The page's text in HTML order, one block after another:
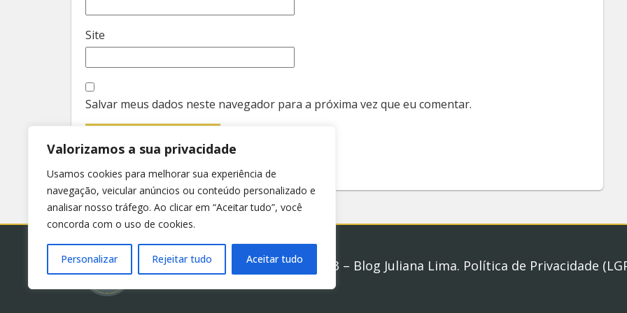
Valorizamos a sua privacidade
Usamos cookies para melhorar sua experiência de
navegação, veicular anúncios ou conteúdo personalizado e
analisar nosso tráfego. Ao clicar em “Aceitar tudo”, você
concorda com o uso de cookies.
Personalizar Rejeitar tudo Aceitar tudo
Site
Salvar meus dados neste navegador para a próxima vez que eu comentar.
© 2023 – Blog Juliana Lima. Política de Privacidade